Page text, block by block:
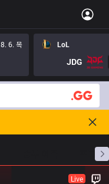
8. 6. 목 LoL
JDG
프로빌
Live